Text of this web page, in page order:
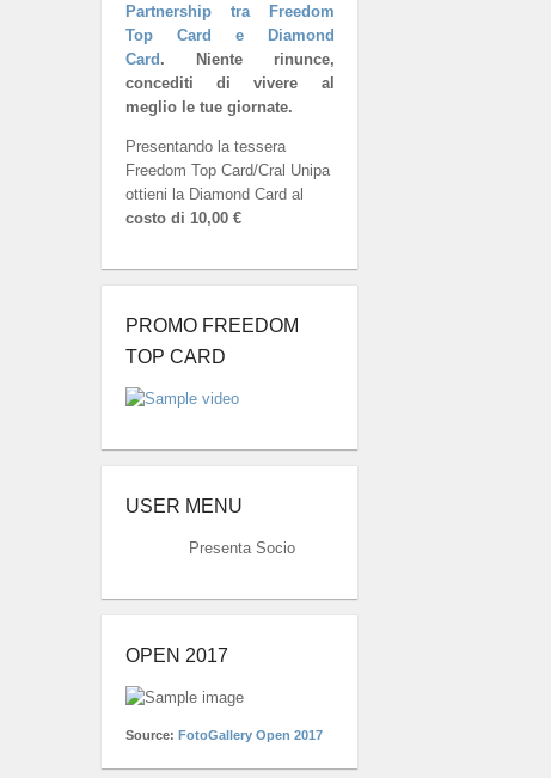
Partnership tra Freedom
Top Card e Diamond
Card. Niente rinunce,
concediti di vivere al
meglio le tue giornate.
Presentando la tessera
Freedom Top Card/Cral Unipa
ottieni la Diamond Card al
costo di 10,00 €
PROMO FREEDOM
TOP CARD
USER MENU
Presenta Socio
OPEN 2017
Source: FotoGallery Open 2017